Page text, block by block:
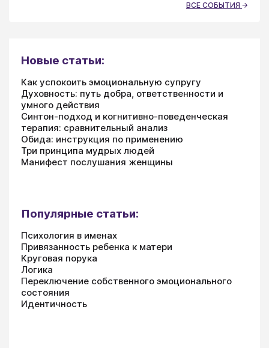
ВСЕ СОБЫТИЯ
Новые статьи:
Как успокоить эмоциональную супругу
Духовность: путь добра, ответственности и
умного действия
Синтон-подход и когнитивно-поведенческая
терапия: сравнительный анализ
Обида: инструкция по применению
Три принципа мудрых людей
Манифест послушания женщины
Популярные статьи:
Психология в именах
Привязанность ребенка к матери
Круговая порука
Логика
Переключение собственного эмоционального
состояния
Идентичность